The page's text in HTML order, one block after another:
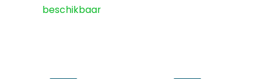
beschikbaar